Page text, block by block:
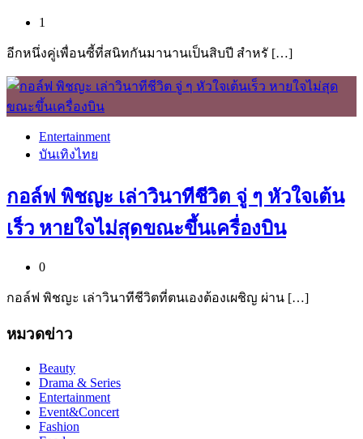
1
อีกหนึ่งคู่เพื่อนซี้ที่สนิทกันมานานเป็นสิบปี สำหรั […]
Entertainment
บันเทิงไทย
กอล์ฟ พิชญะ เล่าวินาทีชีวิต จู่ ๆ หัวใจเต้น
เร็ว หายใจไม่สุดขณะขึ้นเครื่องบิน
0
กอล์ฟ พิชญะ เล่าวินาทีชีวิตที่ตนเองต้องเผชิญ ผ่าน […]
หมวดข่าว
Beauty
Drama & Series
Entertainment
Event&Concert
Fashion